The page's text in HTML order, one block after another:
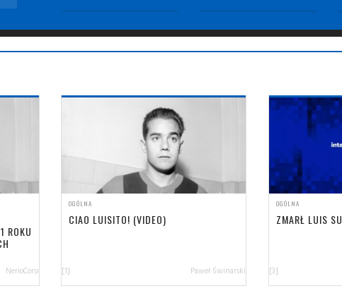
ROKU
NerioCorsi
OGÓLNA
CIAO LUISITO! (VIDEO)
[1] Paweł Świnarski
OGÓLNA
ZMARŁ LUIS
[3]